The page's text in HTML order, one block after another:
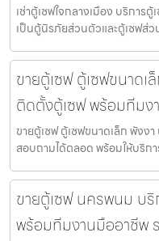
เช่าตู้เซฟใจกลางเมือง บริการ
เป็นตู้นิรภัยส่วนตัวและตู้เซฟส่
ขายตู้เซฟ ตู้เซฟขนาดเ
ติดตั้งตู้เซฟ พร้อมทีมง
ขายตู้เซฟ ตู้เซฟขนาดเล็ก พังง
สอบถามได้ตลอด พร้อมให้บริก
ขายตู้เซฟ นครพนม บ
พร้อมทีมงานมืออาชีพ